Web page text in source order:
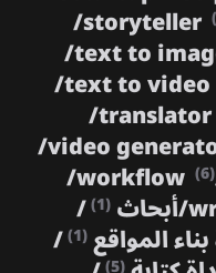
storyteller
/
text to
/
text to video
/
translator
/
video
/
workflow (6)
/
/أبحاث(1)
/
بناء المواقع(1)
/